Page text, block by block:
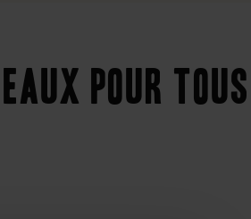
pour